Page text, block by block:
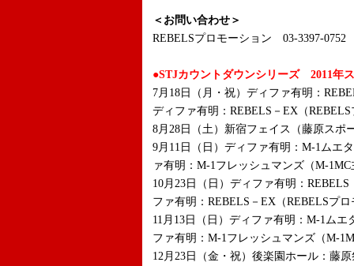
＜お問い合わせ＞
REBELSプロモーション 03-3397-0752
●STJカウントダウンシリーズ 2011年
7月18日（月・祝）ディファ有明：
ディファ有明：REBELS－EX（
8月28日（土）新宿フェイス（藤原スポ
9月11日（日）ディファ有明：M-1ムエ
ァ有明：M-1フレッシュマンズ（M-1MC
10月23日（日）ディファ有明：
ファ有明：REBELS－EX（REBELSプ
11月13日（日）ディファ有明：M-1ム
ファ有明：M-1フレッシュマンズ（M-
12月23日（金・祝）後楽園ホール：藤